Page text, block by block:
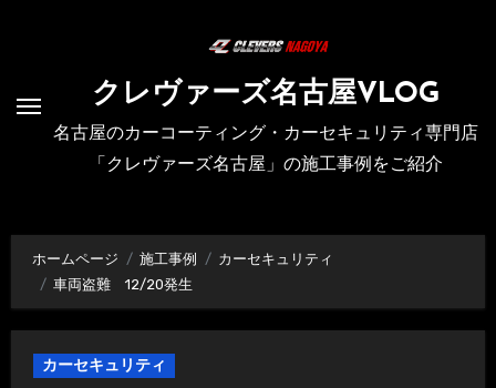
クレヴァーズ名古屋VLOG
名古屋のカーコーティング・カーセキュリティ専門店
「クレヴァーズ名古屋」の施工事例をご紹介
ホームページ 施工事例
カーセキュリティ
車両盗難 12/20発生
カーセキュリティ